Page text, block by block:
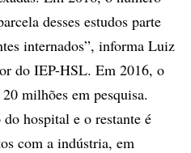
desses estudos parte
internados”, informa Luiz
do IEP-HSL. Em 2016, o
milhões em pesquisa.
hospital e o restante é
com a indústria, em